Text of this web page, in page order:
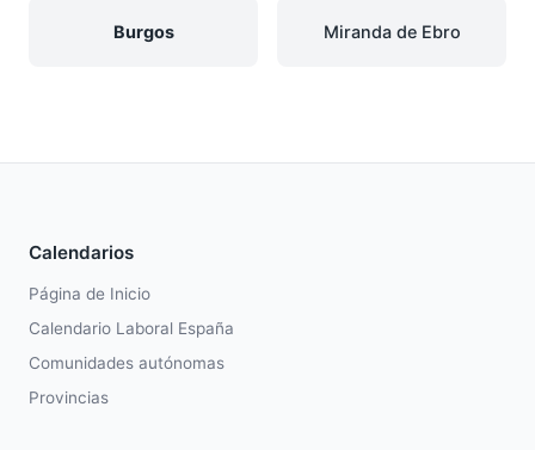
Burgos Miranda de Ebro
Calendarios
Página de Inicio
Calendario Laboral España
Comunidades autónomas
Provincias